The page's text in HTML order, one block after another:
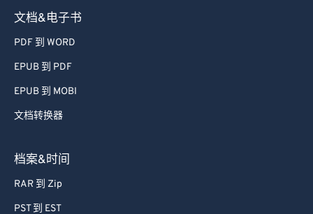
文档&电子书
PDF 到 WORD
EPUB 到 PDF
EPUB 到 MOBI
文档转换器
档案&时间
RAR 到 Zip
PST 到 EST